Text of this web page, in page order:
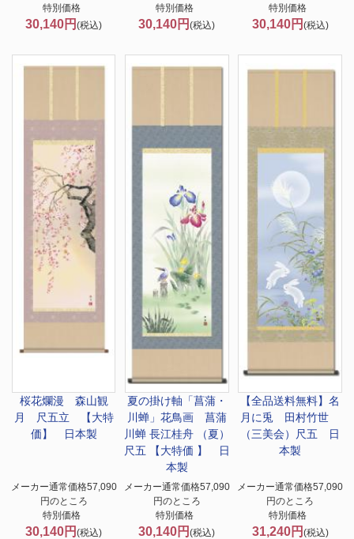
特別価格
30,140円(税込)
特別価格
30,140円(税込)
特別価格
30,140円 (税込)
桜花爛漫 森山観
月 尺五立 【大特
価】 日本製
メーカー通常価格57,090
円のところ
特別価格
30,140円(税込)
夏の掛け軸「菖蒲・
川蝉」 花鳥画 菖蒲
川蝉 長江桂舟 （夏）
尺五 【大特価 】 日
本製
メーカー通常価格57,090
円のところ
特別価格
30,140円(税込)
【全品送料無料】名
月に兎 田村竹世
（三美会）尺五 日
本製
メーカー通常価格57,090
円のところ
特別価格
31,240円 (税込)